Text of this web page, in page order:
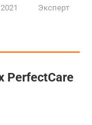
Эксперт
PerfectCare